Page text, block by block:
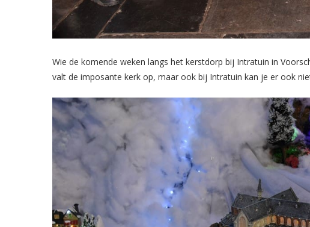
Wie de komende weken langs het kerstdorp bij Intratuin in
valt de imposante kerk op, maar ook bij Intratuin kan je er ook